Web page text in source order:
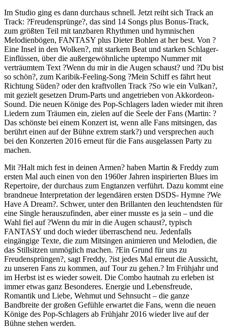
Im Studio ging es dann durchaus schnell. Jetzt reiht sich Track an
Track: ?Freudensprünge?, das sind 14 Songs plus Bonus-Track,
zum größten Teil mit tanzbaren Rhythmen und hymnischen
Melodienbögen, FANTASY plus Dieter Bohlen at her best. Von ?
Eine Insel in den Wolken?, mit starkem Beat und starken Schlager-
Einflüssen, über die außergewöhnliche uptempo Nummer mit
verträumtem Text ?Wenn du mir in die Augen schaust? und ?Du bist
so schön?, zum Karibik-Feeling-Song ?Mein Schiff es fährt heut
Richtung Süden? oder den kraftvollen Track ?So wie ein Vulkan?,
mit gezielt gesetzen Drum-Parts und angetrieben von Akkordeon-
Sound. Die neuen Könige des Pop-Schlagers laden wieder mit ihren
Liedern zum Träumen ein, zielen auf die Seele der Fans (Martin: ?
Das schönste bei einem Konzert ist, wenn alle Fans mitsingen, das
berührt einen auf der Bühne extrem stark?) und versprechen auch
bei den Konzerten 2016 erneut für die Fans ausgelassen Party zu
machen.
Mit ?Halt mich fest in deinen Armen? haben Martin & Freddy zum
ersten Mal auch einen von den 1960er Jahren inspirierten Blues im
Repertoire, der durchaus zum Engtanzen verführt. Dazu kommt eine
brandneue Interpretation der legendären ersten DSDS- Hymne ?We
Have A Dream?. Schwer, unter den Brillanten den leuchtendsten für
eine Single herauszufinden, aber einer musste es ja sein – und die
Wahl fiel auf ?Wenn du mir in die Augen schaust?, typisch
FANTASY und doch wieder überraschend neu. Jedenfalls
eingängige Texte, die zum Mitsingen animieren und Melodien, die
das Stillsitzen unmöglich machen. ?Ein Grund für uns zu
Freudensprüngen?, sagt Freddy, ?ist jedes Mal erneut die Aussicht,
zu unseren Fans zu kommen, auf Tour zu gehen.? Im Frühjahr und
im Herbst ist es wieder soweit. Die Combo hautnah zu erleben ist
immer etwas ganz Besonderes. Energie und Lebensfreude,
Romantik und Liebe, Wehmut und Sehnsucht – die ganze
Bandbreite der großen Gefühle erwartet die Fans, wenn die neuen
Könige des Pop-Schlagers ab Frühjahr 2016 wieder live auf der
Bühne stehen werden.